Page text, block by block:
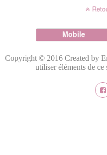
Mobile
Copyright © 2016 Created by
utiliser éléments de ce